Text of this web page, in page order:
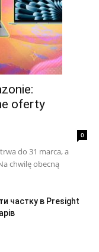
oferty
0
do 31 marca, a
chwilę obecną
частку в Presight